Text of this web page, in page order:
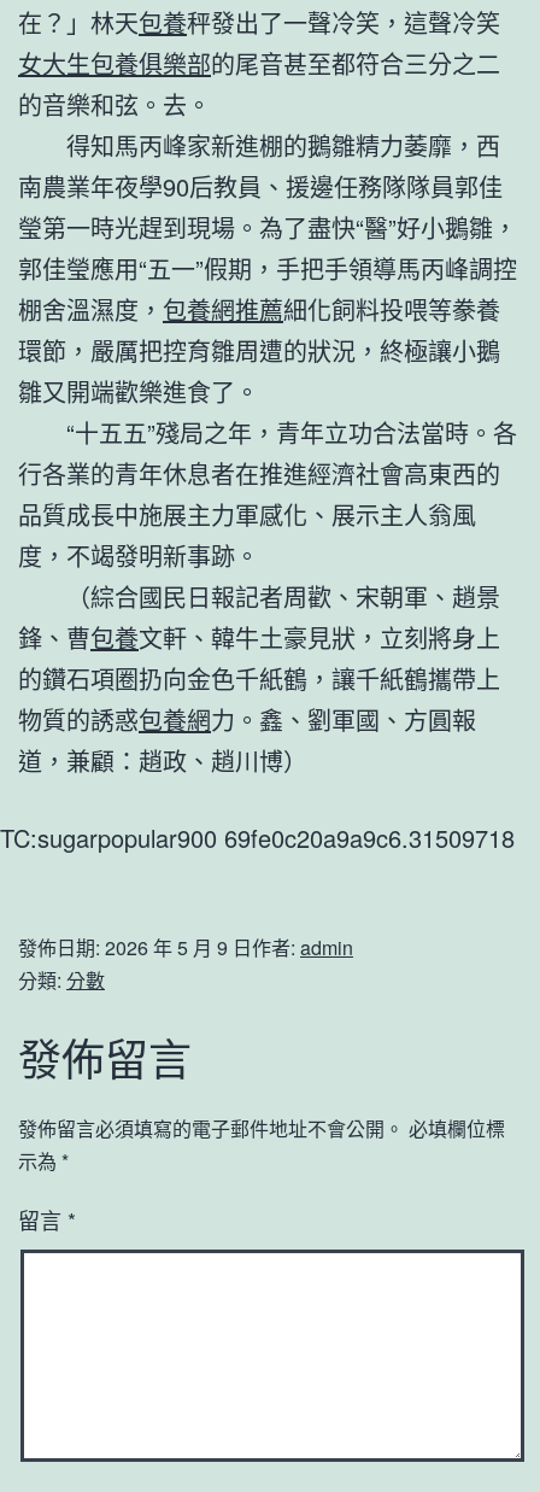
在？」林天包養秤發出了一聲冷笑，這聲冷笑
女大生包養俱樂部的尾音甚至都符合三分之二
的音樂和弦。去。
得知馬丙峰家新進棚的鵝雛精力萎靡，西
南農業年夜學90后教員、援邊任務隊隊員郭佳
瑩第一時光趕到現場。為了盡快“醫”好小鵝雛，
郭佳瑩應用“五一”假期，手把手領導馬丙峰調控
棚舍溫濕度， 包養網推薦細化飼料投喂等豢養
環節，嚴厲把控育雛周遭的狀況，終極讓小鵝
雛又開端歡樂進食了。
“十五五”殘局之年，青年立功合法當時。各
行各業的青年休息者在推進經濟社會高東西的
品質成長中施展主力軍感化、展示主人翁風
度，不竭發明新事跡。
（綜合國民日報記者周歡、宋朝軍、趙景
鋒、曹包養文軒、韓牛土豪見狀，立刻將身上
的鑽石項圈扔向金色千紙鶴，讓千紙鶴攜帶上
物質的誘惑包養網力。鑫、劉軍國、方圓報
道，兼顧：趙政、趙川博）
TC:sugarpopular900 69fe0c20a9a9c6.31509718
發佈日期: 2026 年 5 月 9 日作者: admin
分類: 分數
發佈留言
發佈留言必須填寫的電子郵件地址不會公開。 必填欄位標
示為 *
留言 *